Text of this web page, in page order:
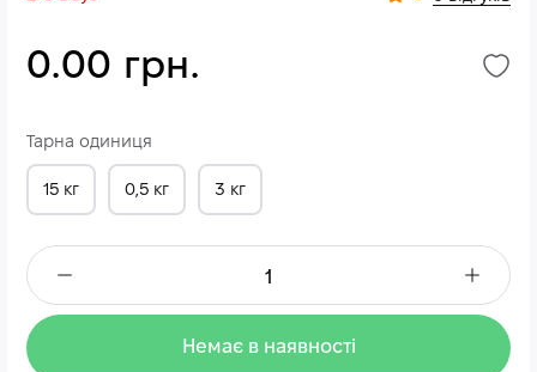
0.00 грн.
Тарна одиниця
15 кг 0,5 кг 3 кг
Немає в наявності